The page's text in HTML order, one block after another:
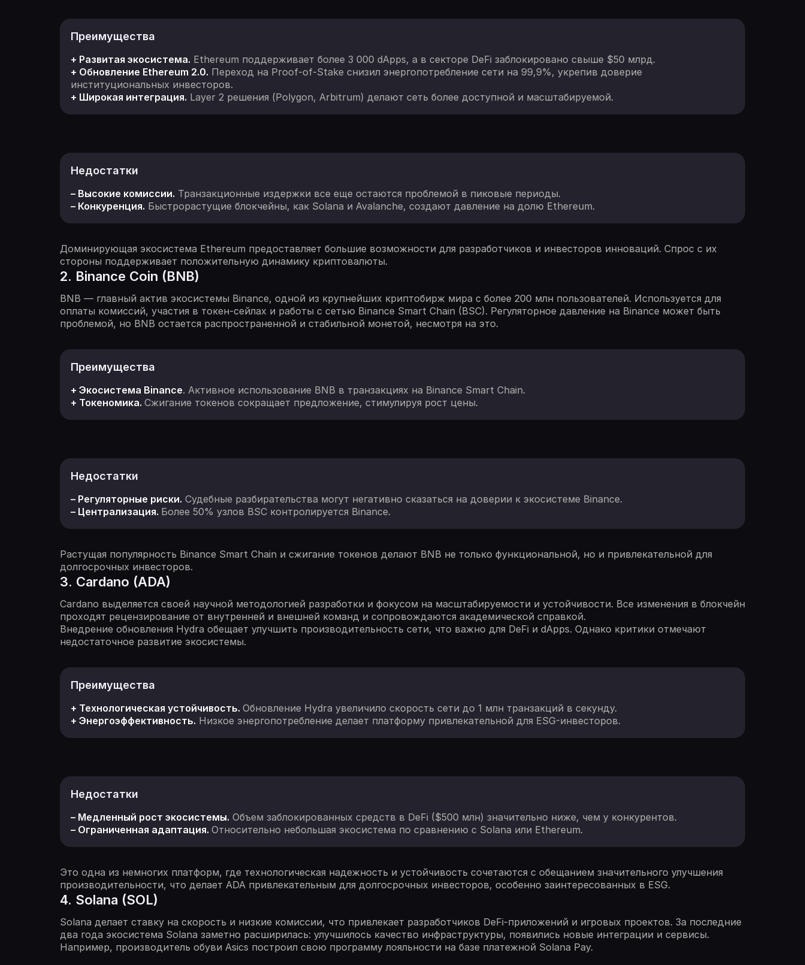
Преимущества
+ Развитая экосистема. Ethereum поддерживает более 3 000 dApps, а в секторе DeFi заблокировано свыше $50 млрд.
+ Обновление Ethereum 2.0. Переход на Proof-of-Stake снизил энергопотребление сети на 99,9%, укрепив доверие
институциональных инвесторов.
+ Широкая интеграция. Layer 2 решения (Polygon, Arbitrum) делают сеть более доступной и масштабируемой.
Недостатки
– Высокие комиссии. Транзакционные издержки все еще остаются проблемой в пиковые периоды.
– Конкуренция. Быстрорастущие блокчейны, как Solana и Avalanche, создают давление на долю Ethereum.
Доминирующая экосистема Ethereum предоставляет большие возможности для разработчиков и инвесторов инноваций. Спрос с их
стороны поддерживает положительную динамику криптовалюты.
2. Binance Coin (BNB)
BNB — главный актив экосистемы Binance, одной из крупнейших криптобирж мира с более 200 млн пользователей. Используется для
оплаты комиссий, участия в токен-сейлах и работы с сетью Binance Smart Chain (BSC). Регуляторное давление на Binance может быть
проблемой, но BNB остается распространенной и стабильной монетой, несмотря на это.
Преимущества
+ Экосистема Binance. Активное использование BNB в транзакциях на Binance Smart Chain.
+ Токеномика. Сжигание токенов сокращает предложение, стимулируя рост цены.
Недостатки
– Регуляторные риски. Судебные разбирательства могут негативно сказаться на доверии к экосистеме Binance.
– Централизация. Более 50% узлов BSC контролируется Binance.
Растущая популярность Binance Smart Chain и сжигание токенов делают BNB не только функциональной, но и привлекательной для
долгосрочных инвесторов.
3. Cardano (ADA)
Cardano выделяется своей научной методологией разработки и фокусом на масштабируемости и устойчивости. Все изменения в блокчейн
проходят рецензирование от внутренней и внешней команд и сопровождаются академической справкой.
Внедрение обновления Hydra обещает улучшить производительность сети, что важно для DeFi и dApps. Однако критики отмечают
недостаточное развитие экосистемы.
Преимущества
+ Технологическая устойчивость. Обновление Hydra увеличило скорость сети до 1 млн транзакций в секунду.
+ Энергоэффективность. Низкое энергопотребление делает платформу привлекательной для ESG-инвесторов.
Недостатки
– Медленный рост экосистемы. Объем заблокированных средств в DeFi ($500 млн) значительно ниже, чем у конкурентов.
– Ограниченная адаптация. Относительно небольшая экосистема по сравнению с Solana или Ethereum.
Это одна из немногих платформ, где технологическая надежность и устойчивость сочетаются с обещанием значительного улучшения
производительности, что делает ADA привлекательным для долгосрочных инвесторов, особенно заинтересованных в ESG.
4. Solana (SOL)
Solana делает ставку на скорость и низкие комиссии, что привлекает разработчиков DeFi-приложений и игровых проектов. За последние
два года экосистема Solana заметно расширилась: улучшилось качество инфраструктуры, появились новые интеграции и сервисы.
Например, производитель обуви Asics построил свою программу лояльности на базе платежной Solana Pay.